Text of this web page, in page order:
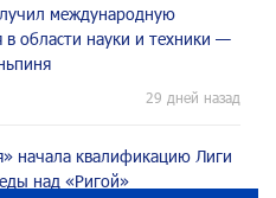
международную
в области науки и техники —
29 дней назад
начала квалификацию Лиги
над «Ригой»